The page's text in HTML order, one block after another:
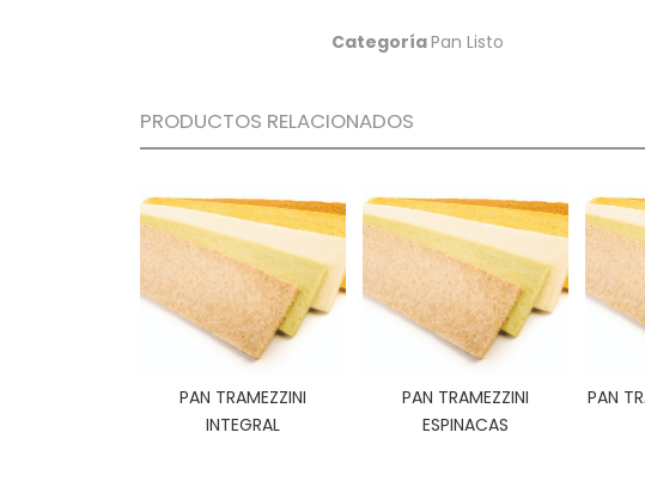
CategoríaPan Listo
PRODUCTOS RELACIONADOS
PAN TRAMEZZINI
INTEGRAL
PAN TRAMEZZINI
ESPINACAS
PAN